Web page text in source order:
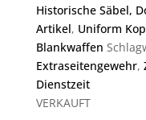
Historische Säbel,
Artikel, Uniform
Blankwaffen
Extraseitengewehr,
Dienstzeit
VERKAUFT